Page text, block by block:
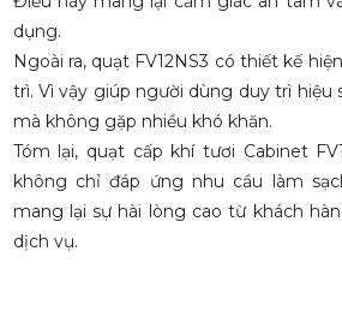
dụng.
Ngoài ra, quạt FV12NS3 có thiết kế
trì. Vì vậy giúp người dùng duy trì hiệu
mà không gặp nhiều khó khăn.
Tóm lại, quạt cấp khí tươi Cabinet
không chỉ đáp ứng nhu cầu làm
mang lại sự hài lòng cao từ khách
dịch vụ.